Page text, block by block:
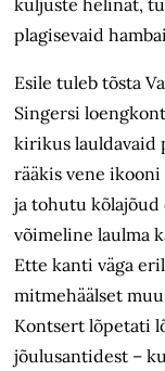
kuljuste helinat,
plagisevaid
Esile tuleb tõsta
Singersi
kirikus lauldavaid
rääkis vene
ja tohutu
võimeline laulma
Ette kanti väga
mitmehäälset
Kontsert lõpetati
jõulusantidest –